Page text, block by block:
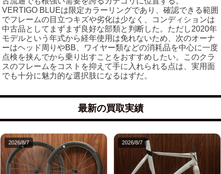
VERTIGO BLUEは限定カラーリングであり、確認できる範囲
でフレームの目立つキズや劣化は少なく、コンディションは
中古品としてまずまず良好な部類と判断した。ただし2020年
モデルという年式から経年使用は免れないため、次のオーナ
ーはヘッド周りやBB、ワイヤー類などの消耗品を中心に一度
点検を挟んでから乗り出すことをおすすめしたい。このクラ
スのフレームをコストを抑えて手に入れられる点は、実用面
でも十分に魅力的な選択肢になるはずだ。
最新の買取実績
2026/8/7 2026/8/7